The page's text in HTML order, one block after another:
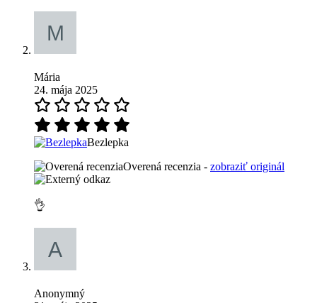
Mária
24. mája 2025
Bezlepka
Overená recenzia - zobraziť originál
👌
Anonymný